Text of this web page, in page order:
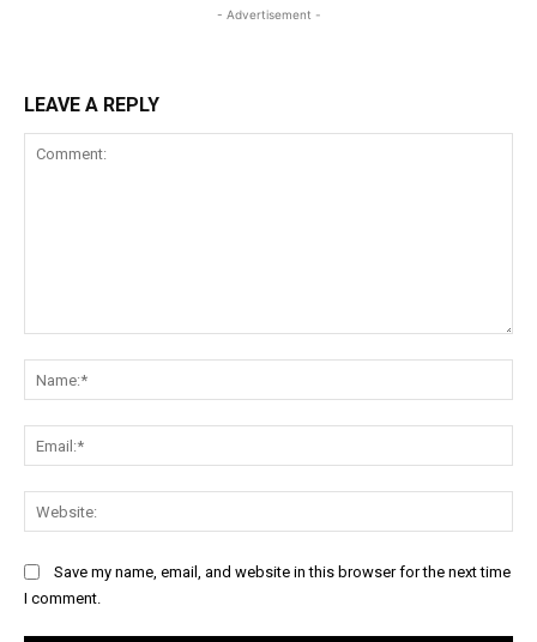
- Advertisement -
LEAVE A REPLY
Save my name, email, and website in this browser for the next time
I comment.